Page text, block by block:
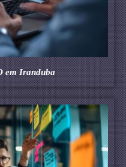
em Iranduba